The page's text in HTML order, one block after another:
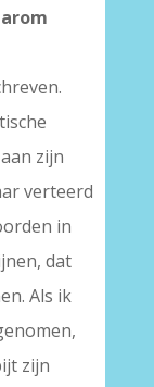
zijn
verteerd
in
dat
Als ik
zijn